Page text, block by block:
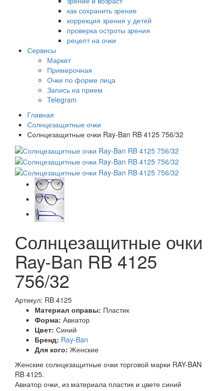
как сохранить зрение
коррекция зрения у детей
проверка остроты зрения
рецепт на очки
Сервисы
Маркет
Примерочная
Очки по форме лица
Запись на прием
Telegram
Главная
Солнцезащитные очки
Солнцезащитные очки Ray-Ban RB 4125 756/32
Солнцезащитные очки
Ray-Ban RB 4125
756/32
Артикул: RB 4125
Материал оправы: Пластик
Форма: Авиатор
Цвет: Синий
Бренд: Ray-Ban
Для кого: Женские
Женские солнцезащитные очки торговой марки RAY-BAN
RB 4125.
Авиатор очки, из материала пластик и цвете синий